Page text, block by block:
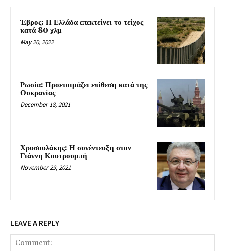
Έβρος: Η Ελλάδα επεκτείνει το τείχος
κατά 80 χλμ
May 20, 2022
Ρωσία: Προετοιμάζει επίθεση κατά της
Ουκρανίας
December 18, 2021
Χρυσουλάκης: Η συνέντευξη στον
Γιάννη Κουτρουμπή
November 29, 2021
LEAVE A REPLY